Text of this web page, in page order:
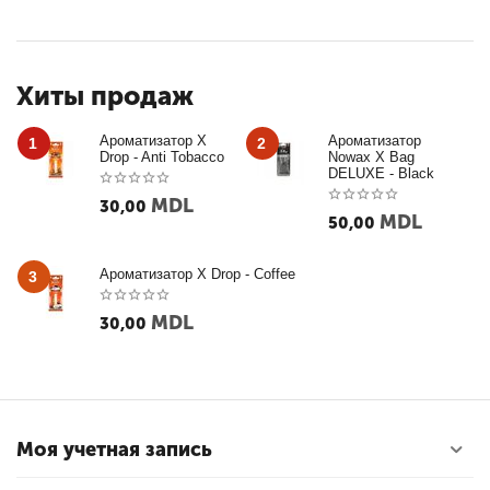
Хиты продаж
1
Ароматизатор X
Drop - Anti Tobacco
30,00 MDL
2
Ароматизатор
Nowax X Bag
DELUXE - Black
50,00 MDL
3 Ароматизатор X Drop - Coffee
30,00 MDL
Моя учетная запись